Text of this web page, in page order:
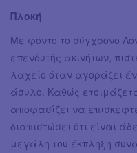
Πλοκή
Με φόντο το σύγχρονο
επενδυτής ακινήτων,
λαχείο όταν αγοράζει
άσυλο. Καθώς
αποφασίζει να
διαπιστώσει ότι είναι
μεγάλη του έκπληξη